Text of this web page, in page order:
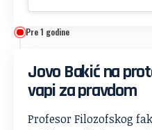
Pre 1 godine
Jovo Bakić na
vapi za pravdom
Profesor Filozofskog